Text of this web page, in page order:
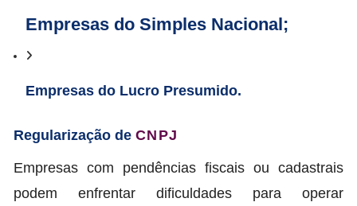
Empresas do Simples Nacional;
Empresas do Lucro Presumido.
Regularização de CNPJ
Empresas com pendências fiscais ou cadastrais
podem enfrentar dificuldades para operar